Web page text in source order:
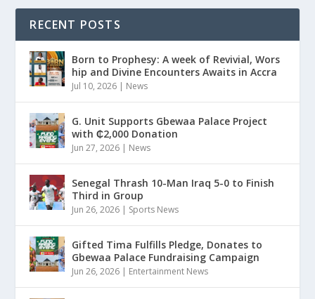
RECENT POSTS
Born to Prophesy: A week of Revivial, Wors
hip and Divine Encounters Awaits in Accra
Jul 10, 2026 | News
G. Unit Supports Gbewaa Palace Project
with ₵2,000 Donation
Jun 27, 2026 | News
Senegal Thrash 10-Man Iraq 5-0 to Finish
Third in Group
Jun 26, 2026 | Sports News
Gifted Tima Fulfills Pledge, Donates to
Gbewaa Palace Fundraising Campaign
Jun 26, 2026 | Entertainment News